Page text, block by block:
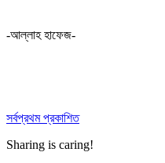
-আল্লাহ হাফেজ-
সর্বপ্রথম প্রকাশিত
Sharing is caring!